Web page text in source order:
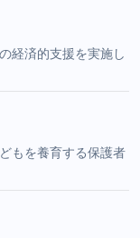
経済的支援を実施し
もを養育する保護者